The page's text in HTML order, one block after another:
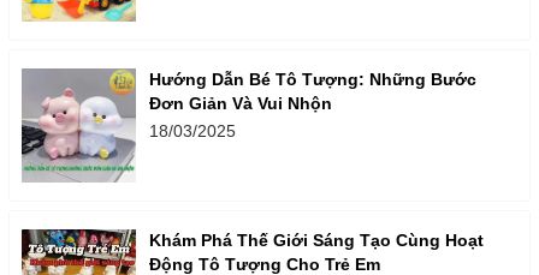
Hướng Dẫn Bé Tô Tượng: Những Bước
Đơn Giản Và Vui Nhộn
18/03/2025
Khám Phá Thế Giới Sáng Tạo Cùng Hoạt
Động Tô Tượng Cho Trẻ Em